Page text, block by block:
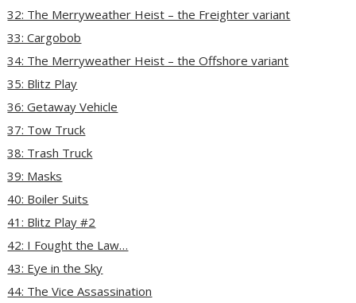
32: The Merryweather Heist – the Freighter variant
33: Cargobob
34: The Merryweather Heist – the Offshore variant
35: Blitz Play
36: Getaway Vehicle
37: Tow Truck
38: Trash Truck
39: Masks
40: Boiler Suits
41: Blitz Play #2
42: I Fought the Law…
43: Eye in the Sky
44: The Vice Assassination